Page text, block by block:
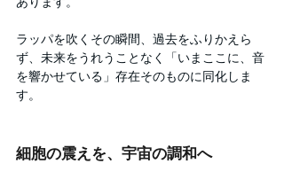
ラッパを吹くその瞬間、過去をふりかえら
ず、未来をうれうことなく「いまここに、音
を響かせている」存在そのものに同化しま
す。
細胞の震えを、宇宙の調和へ